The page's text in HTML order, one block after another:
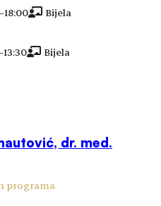
18:00 Bijela
13:30 Bijela
dr. med.
programa